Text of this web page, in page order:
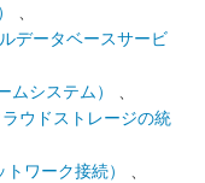
、
データベースサービ
システム）
、
ウドストレージの統
ワーク接続）
、